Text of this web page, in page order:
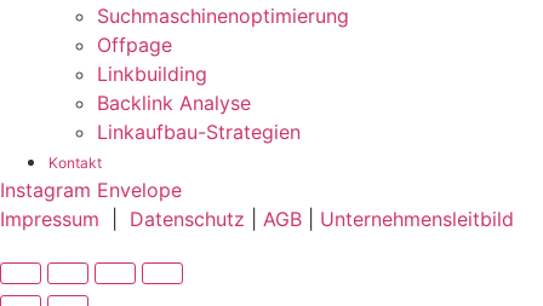
Suchmaschinenoptimierung
Offpage
Linkbuilding
Backlink Analyse
Linkaufbau-Strategien
Kontakt
Instagram Envelope
Impressum
Datenschutz AGB Unternehmensleitbild